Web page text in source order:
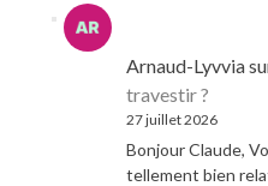
Arnaud-Lyvvia
travestir ?
27 juillet 2026
Bonjour Claude,
tellement bien